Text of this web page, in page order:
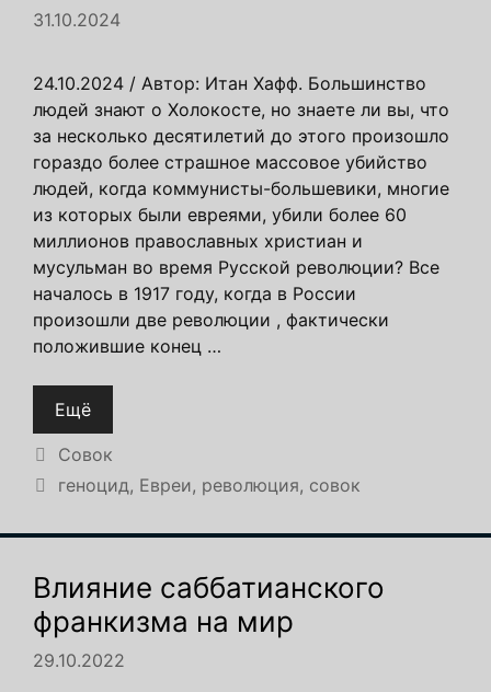
31.10.2024
24.10.2024 / Автор: Итан Хафф. Большинство
людей знают о Холокосте, но знаете ли вы, что
за несколько десятилетий до этого произошло
гораздо более страшное массовое убийство
людей, когда коммунисты-большевики, многие
из которых были евреями, убили более 60
миллионов православных христиан и
мусульман во время Русской революции? Все
началось в 1917 году, когда в России
произошли две революции , фактически
положившие конец …
Ещё
Рубрики
Совок
Метки
геноцид, Евреи, революция, совок
Влияние саббатианского
франкизма на мир
29.10.2022